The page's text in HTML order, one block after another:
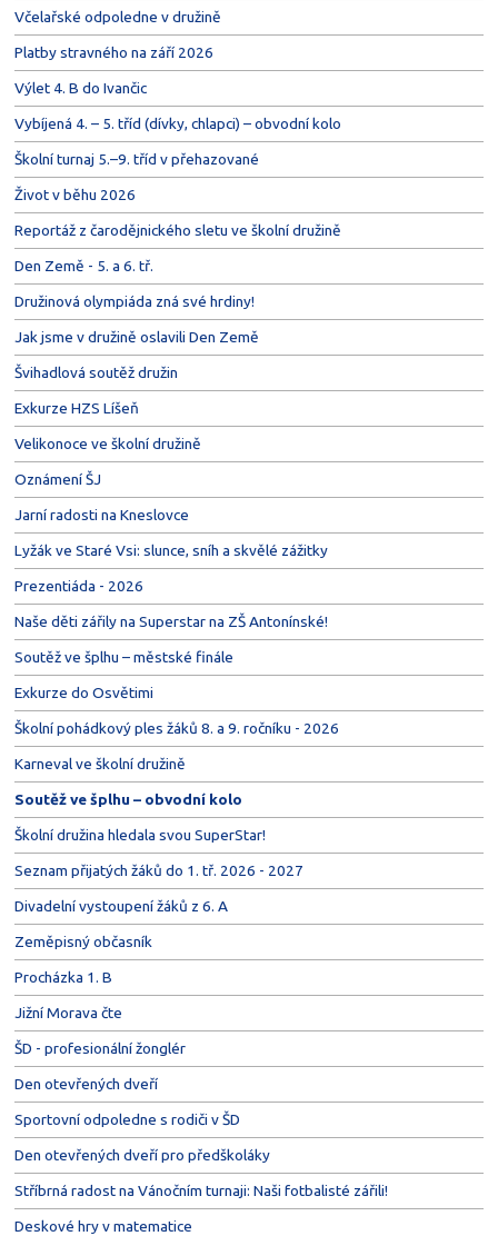
Včelařské odpoledne v družině
Platby stravného na září 2026
Výlet 4. B do Ivančic
Vybíjená 4. – 5. tříd (dívky, chlapci) – obvodní kolo
Školní turnaj 5.–9. tříd v přehazované
Život v běhu 2026
Reportáž z čarodějnického sletu ve školní družině
Den Země - 5. a 6. tř.
Družinová olympiáda zná své hrdiny!
Jak jsme v družině oslavili Den Země
Švihadlová soutěž družin
Exkurze HZS Líšeň
Velikonoce ve školní družině
Oznámení ŠJ
Jarní radosti na Kneslovce
Lyžák ve Staré Vsi: slunce, sníh a skvělé zážitky
Prezentiáda - 2026
Naše děti zářily na Superstar na ZŠ Antonínské!
Soutěž ve šplhu – městské finále
Exkurze do Osvětimi
Školní pohádkový ples žáků 8. a 9. ročníku - 2026
Karneval ve školní družině
Soutěž ve šplhu – obvodní kolo
Školní družina hledala svou SuperStar!
Seznam přijatých žáků do 1. tř. 2026 - 2027
Divadelní vystoupení žáků z 6. A
Zeměpisný občasník
Procházka 1. B
Jižní Morava čte
ŠD - profesionální žonglér
Den otevřených dveří
Sportovní odpoledne s rodiči v ŠD
Den otevřených dveří pro předškoláky
Stříbrná radost na Vánočním turnaji: Naši fotbalisté zářili!
Deskové hry v matematice